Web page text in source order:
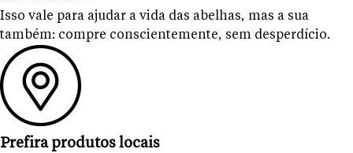
Isso vale para ajudar a vida das abelhas, mas a sua
também: compre conscientemente, sem desperdício.
Prefira produtos locais